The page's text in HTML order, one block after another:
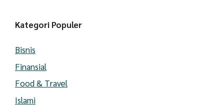
Kategori Populer
Bisnis
Finansial
Food & Travel
Islami